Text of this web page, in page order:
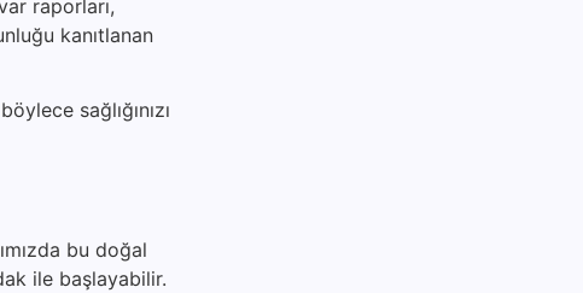
raporları,
kanıtlanan
sağlığınızı
bu doğal
ile başlayabilir.